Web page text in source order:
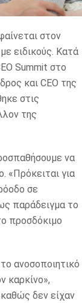
στον
ειδικούς. Κατά
Summit στο
και CEO της
στις
της
να
«Πρόκειται για
σε
παράδειγμα το
προσδόκιμο
ανοσοποιητικό
καρκίνο»,
δεν είχαν